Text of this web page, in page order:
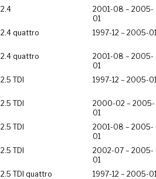
2.4
2001-08 – 2005-
01
2.4 quattro 1997-12 – 2005-01
2.4 quattro
2001-08 – 2005-
01
2.5 TDI 1997-12 – 2005-01
2.5 TDI
2000-02 – 2005-
01
2.5 TDI
2001-08 – 2005-
01
2.5 TDI
2002-07 – 2005-
01
2.5 TDI quattro 1997-12 – 2005-01